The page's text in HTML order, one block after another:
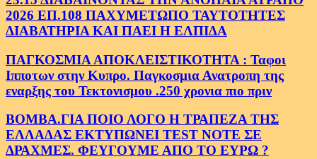
2026 ΕΠ.108 ΠΑΧΥΜΕΤΩΠΟ ΤΑΥΤΟΤΗΤΕΣ
ΔΙΑΒΑΤΗΡΙΑ ΚΑΙ ΠΑΕΙ Η ΕΛΠΙΔΑ
ΠΑΓΚΟΣΜΙΑ ΑΠΟΚΛΕΙΣΤΙΚΟΤΗΤΑ : Ταφοι
Ιπποτων στην Κυπρο. Παγκοσμια Ανατροπη της
εναρξης του Τεκτονισμου .250 χρονια πιο πριν
ΒΟΜΒΑ.ΓΙΑ ΠΟΙΟ ΛΟΓΟ Η ΤΡΑΠΕΖΑ ΤΗΣ
ΕΛΛΑΔΑΣ ΕΚΤΥΠΩΝΕΙ TEST NOTE ΣΕ
ΔΡΑΧΜΕΣ. ΦΕΥΓΟΥΜΕ ΑΠΟ ΤΟ ΕΥΡΩ ?